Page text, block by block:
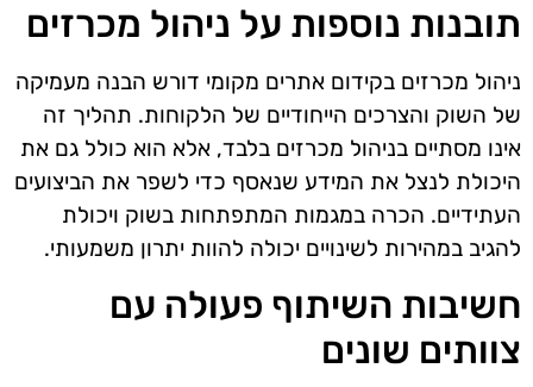
תובנות נוספות על ניהול מכרזים
ניהול מכרזים בקידום אתרים מקומי דורש הבנה מעמיקה
של השוק והצרכים הייחודיים של הלקוחות. תהליך זה
אינו מסתיים בניהול מכרזים בלבד, אלא הוא כולל גם את
היכולת לנצל את המידע שנאסף כדי לשפר את הביצועים
העתידיים. הכרה במגמות המתפתחות בשוק ויכולת
להגיב במהירות לשינויים יכולה להוות יתרון משמעותי.
חשיבות השיתוף פעולה עם
צוותים שונים